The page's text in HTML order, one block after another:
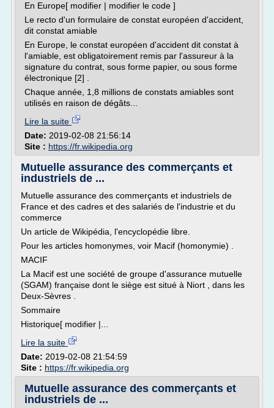
En Europe[ modifier | modifier le code ]
Le recto d'un formulaire de constat européen d'accident,
dit constat amiable
En Europe, le constat européen d'accident dit constat à
l'amiable, est obligatoirement remis par l'assureur à la
signature du contrat, sous forme papier, ou sous forme
électronique [2] .
Chaque année, 1,8 millions de constats amiables sont
utilisés en raison de dégâts...
Lire la suite
Date: 2019-02-08 21:56:14
Site : https://fr.wikipedia.org
Mutuelle assurance des commerçants et
industriels de ...
Mutuelle assurance des commerçants et industriels de
France et des cadres et des salariés de l'industrie et du
commerce
Un article de Wikipédia, l'encyclopédie libre.
Pour les articles homonymes, voir Macif (homonymie) .
MACIF
La Macif est une société de groupe d'assurance mutuelle
(SGAM) française dont le siège est situé à Niort , dans les
Deux-Sèvres .
Sommaire
Historique[ modifier |...
Lire la suite
Date: 2019-02-08 21:54:59
Site : https://fr.wikipedia.org
Mutuelle assurance des commerçants et
industriels de ...